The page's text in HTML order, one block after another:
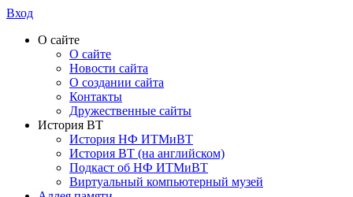
Вход
О сайте
О сайте
Новости сайта
О создании сайта
Контакты
Дружественные сайты
История ВТ
История НФ ИТМиВТ
История ВТ (на английском)
Подкаст об НФ ИТМиВТ
Виртуальный компьютерный музей